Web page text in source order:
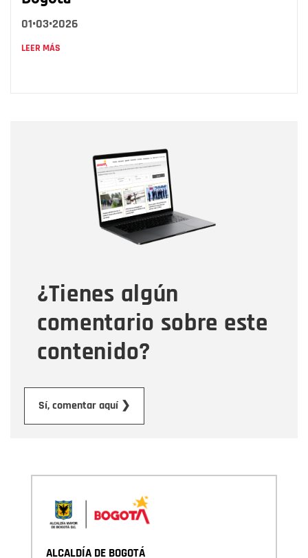
01•03•2026
LEER MÁS
¿Tienes algún
comentario sobre este
contenido?
Sí, comentar aquí ❯
Correo electrónico
Tipo de comentario
Mensaje
ALCALDÍA DE BOGOTÁ